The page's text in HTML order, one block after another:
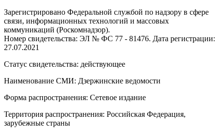
Зарегистрировано Федеральной службой по надзору в сфере
связи, информационных технологий и массовых
коммуникаций (Роскомнадзор).
Номер свидетельства: ЭЛ № ФС 77 - 81476. Дата регистрации:
27.07.2021
Статус свидетельства: действующее
Наименование СМИ: Дзержинские ведомости
Форма распространения: Сетевое издание
Территория распространения: Российская Федерация,
зарубежные страны